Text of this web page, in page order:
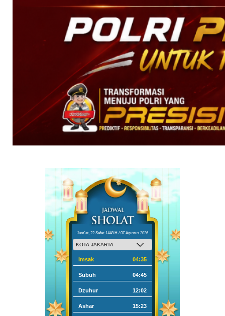
Jum'at, 22 Safar 1448 H / 07 Agustus 2026
Imsak 04:35
Subuh 04:45
Dzuhur 12:02
Ashar 15:23